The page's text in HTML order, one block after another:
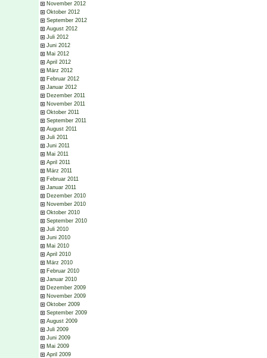
November 2012
Oktober 2012
September 2012
August 2012
Juli 2012
Juni 2012
Mai 2012
April 2012
März 2012
Februar 2012
Januar 2012
Dezember 2011
November 2011
Oktober 2011
September 2011
August 2011
Juli 2011
Juni 2011
Mai 2011
April 2011
März 2011
Februar 2011
Januar 2011
Dezember 2010
November 2010
Oktober 2010
September 2010
Juli 2010
Juni 2010
Mai 2010
April 2010
März 2010
Februar 2010
Januar 2010
Dezember 2009
November 2009
Oktober 2009
September 2009
August 2009
Juli 2009
Juni 2009
Mai 2009
April 2009